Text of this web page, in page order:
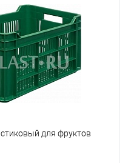
для фруктов